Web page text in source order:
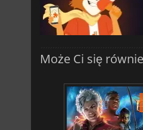
Może Ci się